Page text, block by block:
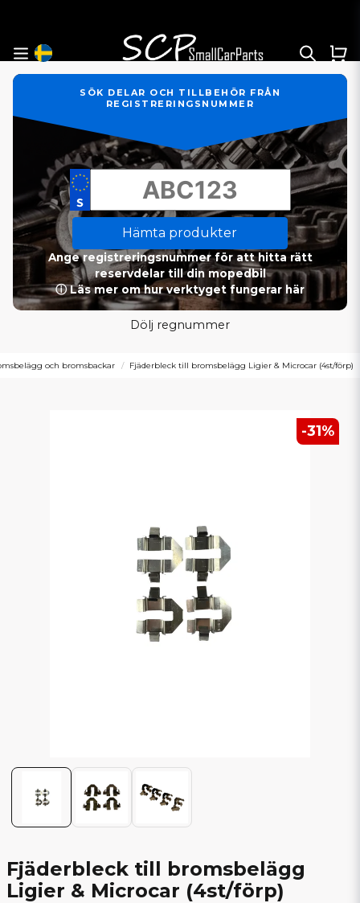
SÖK DELAR OCH TILLBEHÖR FRÅN
REGISTRERINGSNUMMER
Hämta produkter
Ange registreringsnummer för att hitta rätt
reservdelar till din mopedbil
ⓘ Läs mer om hur verktyget fungerar här
Dölj regnummer
och bromsbackar Fjäderbleck till bromsbelägg Ligier & Microcar (4st/förp)
-31%
Fjäderbleck till bromsbelägg
Ligier & Microcar (4st/förp)